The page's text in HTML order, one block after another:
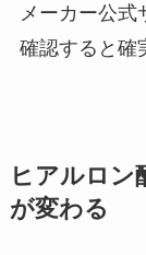
メーカー公式
確認すると確
ヒアルロン
が変わる